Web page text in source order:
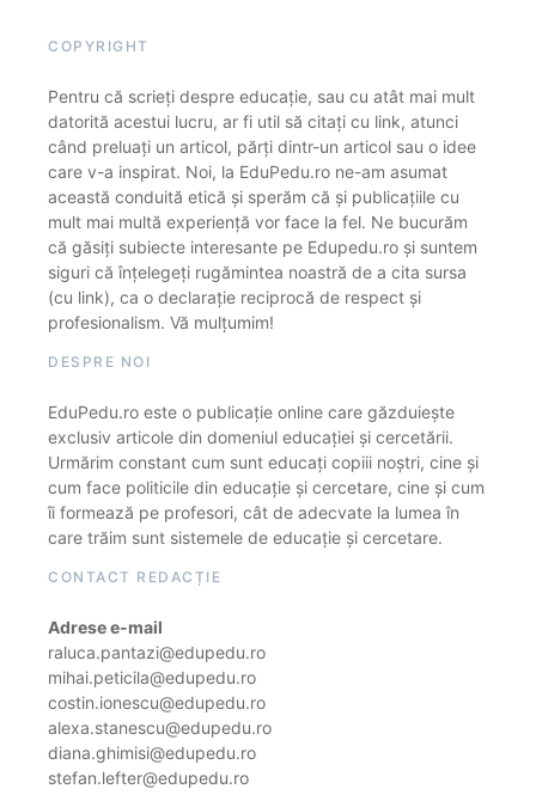
COPYRIGHT
Pentru că scrieți despre educație, sau cu atât mai mult
datorită acestui lucru, ar fi util să citați cu link, atunci
când preluați un articol, părți dintr-un articol sau o idee
care v-a inspirat. Noi, la EduPedu.ro ne-am asumat
această conduită etică și sperăm că și publicațiile cu
mult mai multă experiență vor face la fel. Ne bucurăm
că găsiți subiecte interesante pe Edupedu.ro și suntem
siguri că înțelegeți rugămintea noastră de a cita sursa
(cu link), ca o declarație reciprocă de respect și
profesionalism. Vă mulțumim!
DESPRE NOI
EduPedu.ro este o publicație online care găzduiește
exclusiv articole din domeniul educației și cercetării.
Urmărim constant cum sunt educați copiii noștri, cine și
cum face politicile din educație și cercetare, cine și cum
îi formează pe profesori, cât de adecvate la lumea în
care trăim sunt sistemele de educație și cercetare.
CONTACT REDACȚIE
Adrese e-mail
raluca.pantazi@edupedu.ro
mihai.peticila@edupedu.ro
costin.ionescu@edupedu.ro
alexa.stanescu@edupedu.ro
diana.ghimisi@edupedu.ro
stefan.lefter@edupedu.ro